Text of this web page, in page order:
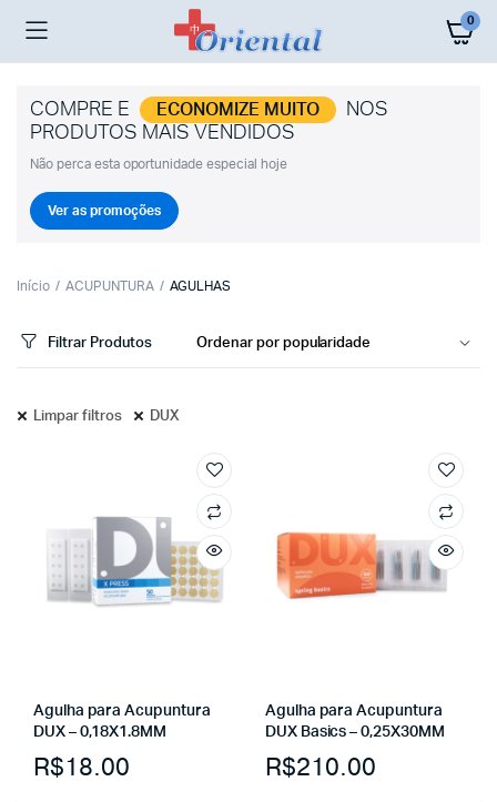
0
COMPRE E ECONOMIZE MUITO
NOS
PRODUTOS MAIS VENDIDOS
Não perca esta oportunidade especial hoje
Ver as promoções
Início ACUPUNTURA AGULHAS
Filtrar Produtos
Limpar filtros DUX
Agulha para Acupuntura
DUX – 0,18X1.8MM
R$18.00
Agulha para Acupuntura
DUX Basics – 0,25X30MM
R$210.00